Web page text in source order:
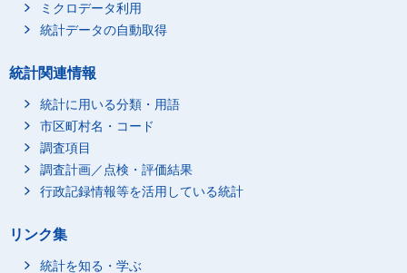
ミクロデータ利用
統計データの自動取得
統計関連情報
統計に用いる分類・用語
市区町村名・コード
調査項目
調査計画／点検・評価結果
行政記録情報等を活用している統計
リンク集
統計を知る・学ぶ